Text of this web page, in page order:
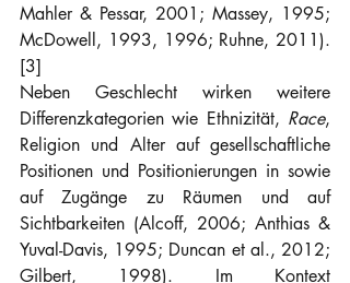
Mahler & Pessar, 2001; Massey, 1995;
McDowell, 1993, 1996; Ruhne, 2011).
[3]
Neben Geschlecht wirken weitere
Differenzkategorien wie Ethnizität, Race,
Religion und Alter auf gesellschaftliche
Positionen und Positionierungen in sowie
auf Zugänge zu Räumen und auf
Sichtbarkeiten (Alcoff, 2006; Anthias &
Yuval-Davis, 1995; Duncan et al., 2012;
Gilbert, 1998). Im Kontext